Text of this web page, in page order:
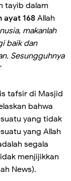
tayib dalam
ayat 168Allah
makanlah
baik dan
Sesungguhnya
tafsir di Masjid
bahwa
yang tidak
yang Allah
segala
menjijikkan
News).